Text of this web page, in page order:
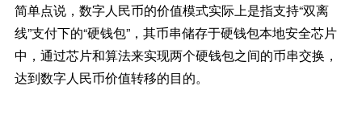
简单点说，数字人民币的价值模式实际上是指支持“双离
线”支付下的“硬钱包”，其币串储存于硬钱包本地安全芯片
中，通过芯片和算法来实现两个硬钱包之间的币串交换，
达到数字人民币价值转移的目的。